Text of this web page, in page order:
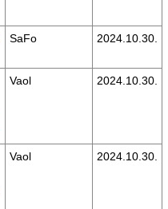
SaFo 2024.10.30.
Vaol 2024.10.30.
Vaol 2024.10.30.